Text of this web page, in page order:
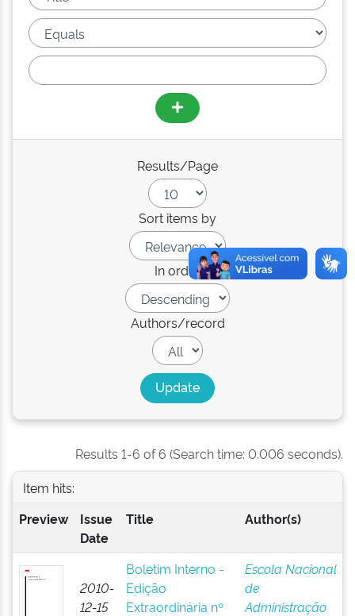
Results/Page
Sort items by
In order
Authors/record
Results 1-6 of 6 (Search time: 0.006 seconds).
Item hits:
Preview
Issue
Date
Title Author(s)
2010-
12-15
Boletim Interno -
Edição
Extraordinária nº
Escola Nacional
de
Administração